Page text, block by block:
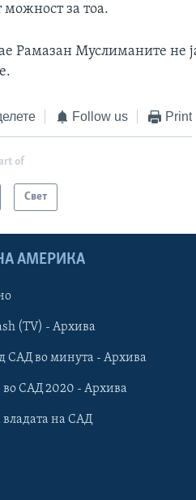
за тоа.
Рамазан Муслиманите не
Follow us Print
of
Свет
АМЕРИКА
(TV) - Архива
САД во минута - Архива
САД 2020 - Архива
владата на САД